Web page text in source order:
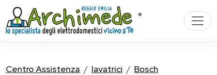
Centro Assistenza lavatrici
Bosch